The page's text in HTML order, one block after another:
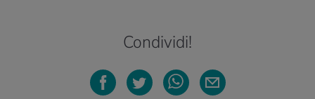
Condividi!